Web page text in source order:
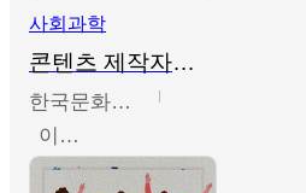
사회과학
콘텐츠 제작자를 위한 문화다양성의 이해
한국문화예술교육진흥원
이성민